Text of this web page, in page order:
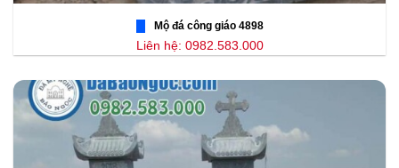
Mộ đá công giáo 4898
Liên hệ: 0982.583.000